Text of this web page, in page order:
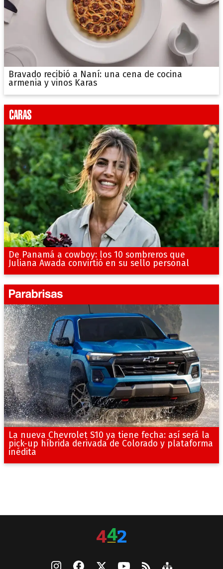
Bravado recibió a Naní: una cena de cocina
armenia y vinos Karas
De Panamá a cowboy: los 10 sombreros que
Juliana Awada convirtió en su sello personal
La nueva Chevrolet S10 ya tiene fecha: así será la
pick-up híbrida derivada de Colorado y plataforma
inédita